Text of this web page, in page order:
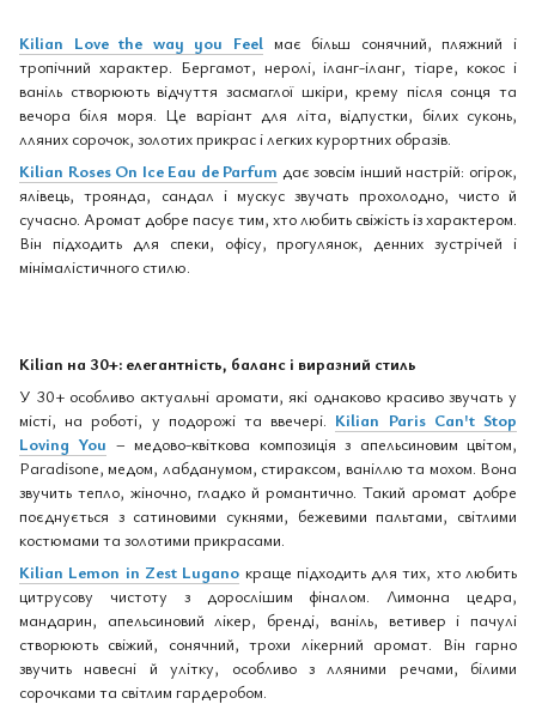
Kilian Love the way you Feel має більш сонячний, пляжний і
тропічний характер. Бергамот, неролі, іланг-іланг, тіаре, кокос і
ваніль створюють відчуття засмаглої шкіри, крему після сонця та
вечора біля моря. Це варіант для літа, відпустки, білих суконь,
лляних сорочок, золотих прикрас і легких курортних образів.
Kilian Roses On Ice Eau de Parfum дає зовсім інший настрій: огірок,
ялівець, троянда, сандал і мускус звучать прохолодно, чисто й
сучасно. Аромат добре пасує тим, хто любить свіжість із характером.
Він підходить для спеки, офісу, прогулянок, денних зустрічей і
мінімалістичного стилю.
Kilian на 30+: елегантність, баланс і виразний стиль
У 30+ особливо актуальні аромати, які однаково красиво звучать у
місті, на роботі, у подорожі та ввечері. Kilian Paris Can't Stop
Loving You – медово-квіткова композиція з апельсиновим цвітом,
Paradisone, медом, лабданумом, стираксом, ваніллю та мохом. Вона
звучить тепло, жіночно, гладко й романтично. Такий аромат добре
поєднується з сатиновими сукнями, бежевими пальтами, світлими
костюмами та золотими прикрасами.
Kilian Lemon in Zest Lugano краще підходить для тих, хто любить
цитрусову чистоту з дорослішим фіналом. Лимонна цедра,
мандарин, апельсиновий лікер, бренді, ваніль, ветивер і пачулі
створюють свіжий, сонячний, трохи лікерний аромат. Він гарно
звучить навесні й улітку, особливо з лляними речами, білими
сорочками та світлим гардеробом.